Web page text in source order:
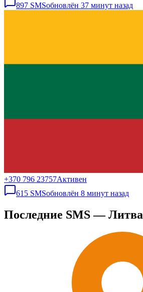
897 SMSобновлён 37 минут назад
+370 796 23757Активен
615 SMSобновлён 8 минут назад
Последние SMS — Литва